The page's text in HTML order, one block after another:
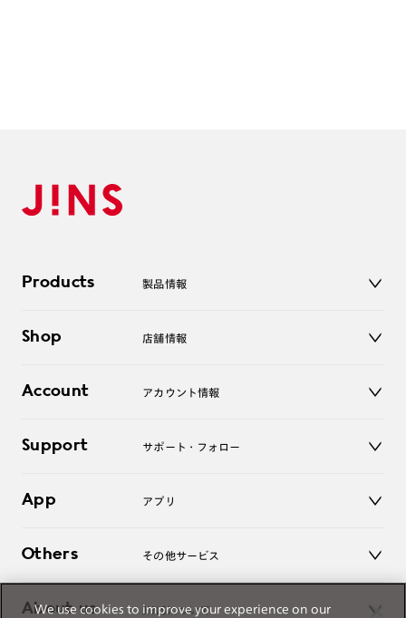
Products 製品情報
サングラス
コンタクトレンズ
アクセサリー
Shop 店舗情報
オンラインショップ
Account アカウント情報
ログアウト
Support サポート・フォロー
よくあるご質問
お問い合わせ
App アプリ
Others その他サービス
レンズ交換
About us JINSについて
We use cookies to improve your experience on our